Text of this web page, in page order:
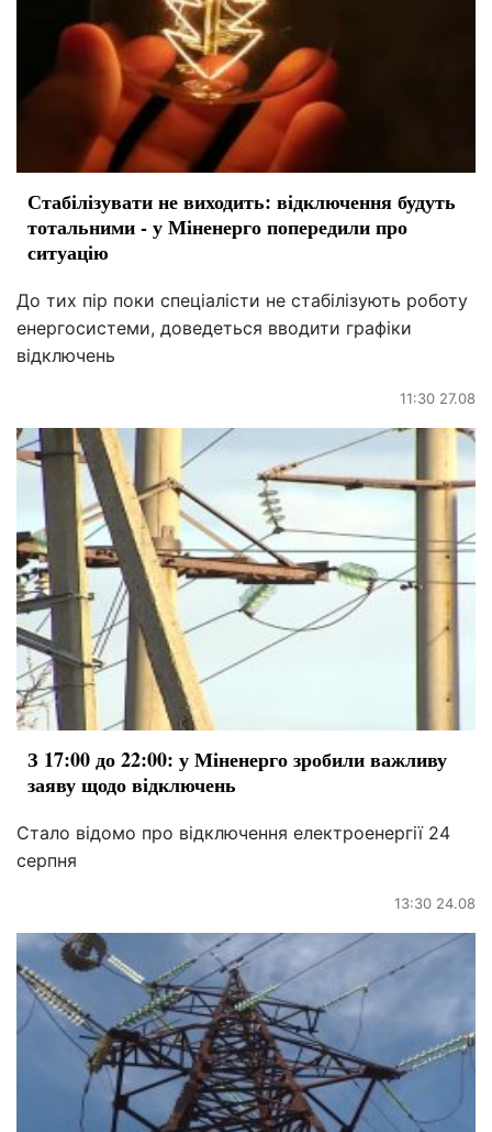
Стабілізувати не виходить: відключення будуть
тотальними - у Міненерго попередили про
ситуацію
До тих пір поки спеціалісти не стабілізують роботу
енергосистеми, доведеться вводити графіки
відключень
11:30 27.08
З 17:00 до 22:00: у Міненерго зробили важливу
заяву щодо відключень
Стало відомо про відключення електроенергії 24
серпня
13:30 24.08